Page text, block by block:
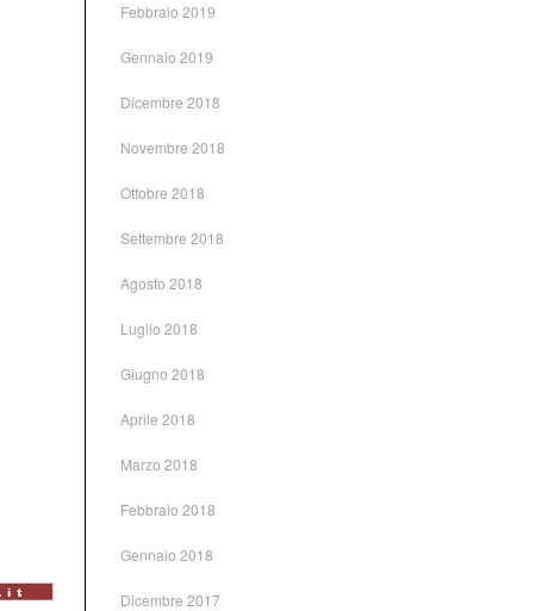
Febbraio 2019
Gennaio 2019
Dicembre 2018
Novembre 2018
Ottobre 2018
Settembre 2018
Agosto 2018
Luglio 2018
Giugno 2018
Aprile 2018
Marzo 2018
Febbraio 2018
Gennaio 2018
Dicembre 2017